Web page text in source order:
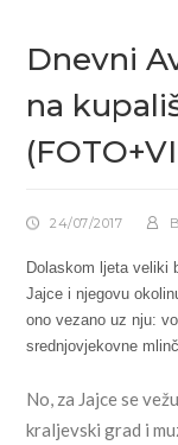
Dnevni
na
24/07/2017
Dolaskom ljeta veliki
Jajce i njegovu
ono vezano uz nju:
srednjovjekovne
No, za Jajce se
kraljevski grad i